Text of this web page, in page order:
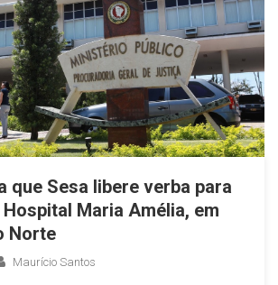
que Sesa libere verba para
Maria Amélia, em
Norte
Maurício Santos